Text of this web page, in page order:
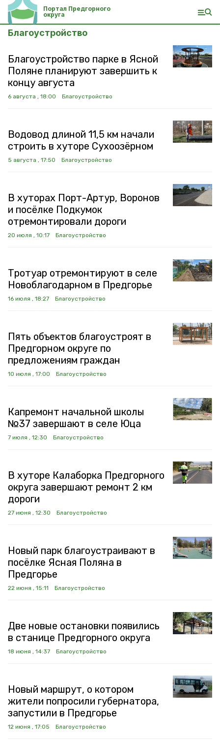
Портал Предгорного
округа
Благоустройство
Благоустройство парке в Ясной
Поляне планируют завершить к
концу августа
6 августа , 18:00 Благоустройство
Водовод длиной 11,5 км начали
строить в хуторе Сухоозёрном
5 августа , 17:50 Благоустройство
В хуторах Порт-Артур, Воронов
и посёлке Подкумок
отремонтировали дороги
20 июля , 10:17 Благоустройство
Тротуар отремонтируют в селе
Новоблагодарном в Предгорье
16 июля , 18:27 Благоустройство
Пять объектов благоустроят в
Предгорном округе по
предложениям граждан
10 июля , 17:00 Благоустройство
Капремонт начальной школы
№37 завершают в селе Юца
7 июля , 12:30 Благоустройство
В хуторе Калаборка Предгорного
округа завершают ремонт 2 км
дороги
27 июня , 12:30 Благоустройство
Новый парк благоустраивают в
посёлке Ясная Поляна в
Предгорье
22 июня , 15:11 Благоустройство
Две новые остановки появились
в станице Предгорного округа
18 июня , 14:37 Благоустройство
Новый маршрут, о котором
жители попросили губернатора,
запустили в Предгорье
12 июня , 17:05 Благоустройство